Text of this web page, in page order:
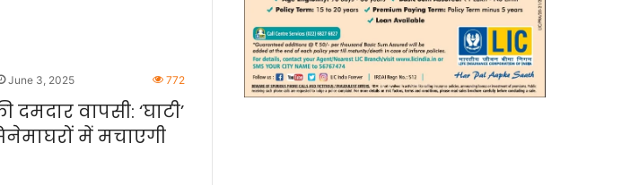
June 3, 2025 772
दमदार वापसी: ‘घाटी’
में मचाएगी